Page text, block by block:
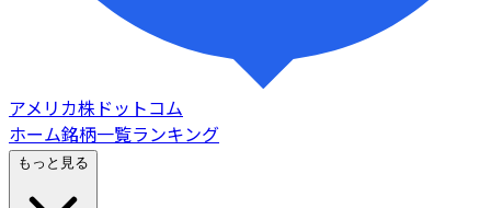
アメリカ株ドットコム
ホーム銘柄一覧ランキング
もっと見る